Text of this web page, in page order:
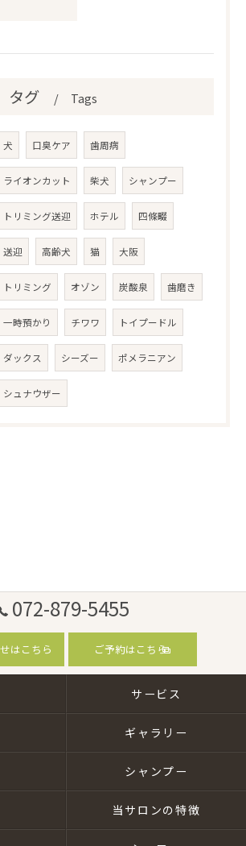
タグ Tags
犬 口臭ケア 歯周病
ライオンカット 柴犬 シャンプー
トリミング送迎 ホテル 四條畷
送迎 高齢犬 猫 大阪
トリミング オゾン 炭酸泉 歯磨き
一時預かり チワワ トイプードル
ダックス シーズー ポメラニアン
シュナウザー
072-879-5455
はこちら ご予約はこちら
サービス
ギャラリー
シャンプー
当サロンの特徴